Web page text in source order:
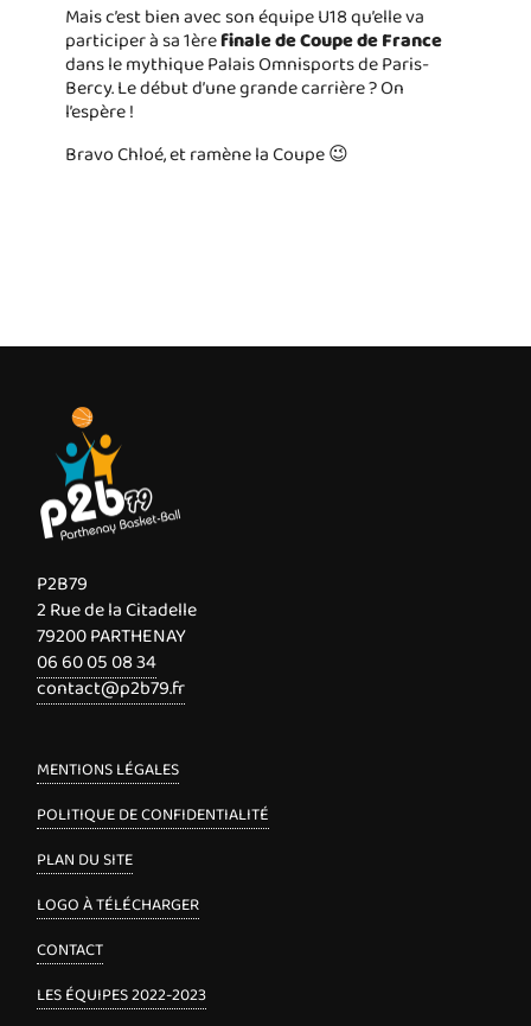
Mais c’est bien avec son équipe U18 qu’elle va
participer à sa 1èrefinale de Coupe de France
dans le mythique Palais Omnisports de Paris-
Bercy. Le début d’une grande carrière ? On
l’espère !
Bravo Chloé, et ramène la Coupe 😉
P2B79
2 Rue de la Citadelle
79200 PARTHENAY
06 60 05 08 34
contact@p2b79.fr
MENTIONS LÉGALES
POLITIQUE DE CONFIDENTIALITÉ
PLAN DU SITE
LOGO À TÉLÉCHARGER
CONTACT
LES ÉQUIPES 2022-2023